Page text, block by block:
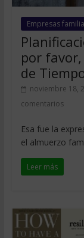
Empresas
por
de
noviembre 18,
comentarios
Esa fue la
el almuerzo
Leer más